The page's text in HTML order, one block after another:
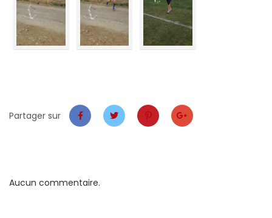
Partager sur
Aucun commentaire.